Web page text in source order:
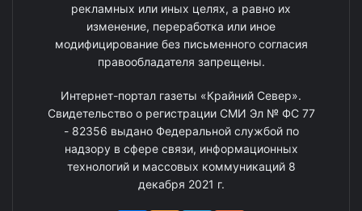
рекламных или иных целях, а равно их
изменение, переработка или иное
модифицирование без письменного согласия
правообладателя запрещены.
Интернет-портал газеты «Крайний Север».
Свидетельство о регистрации СМИ Эл № ФС 77
- 82356 выдано Федеральной службой по
надзору в сфере связи, информационных
технологий и массовых коммуникаций 8
декабря 2021 г.